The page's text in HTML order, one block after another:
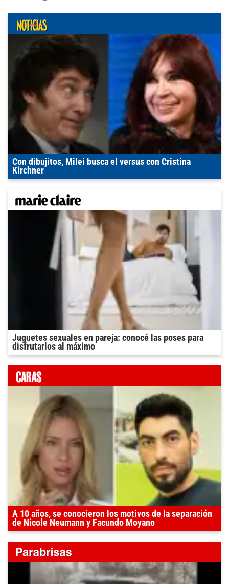
Con dibujitos, Milei busca el versus con Cristina
Kirchner
Juguetes sexuales en pareja: conocé las poses para
disfrutarlos al máximo
A 10 años, se conocieron los motivos de la separación
de Nicole Neumann y Facundo Moyano